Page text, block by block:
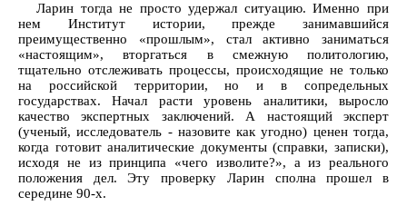
Ларин тогда не просто удержал ситуацию. Именно при
нем Институт истории, прежде занимавшийся
преимущественно «прошлым», стал активно заниматься
«настоящим», вторгаться в смежную политологию,
тщательно отслеживать процессы, происходящие не только
на российской территории, но и в сопредельных
государствах. Начал расти уровень аналитики, выросло
качество экспертных заключений. А настоящий эксперт
(ученый, исследователь - назовите как угодно) ценен тогда,
когда готовит аналитические документы (справки, записки),
исходя не из принципа «чего изволите?», а из реального
положения дел. Эту проверку Ларин сполна прошел в
середине 90-х.